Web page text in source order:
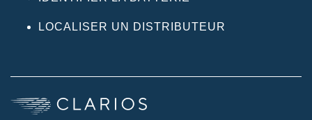
LOCALISER UN DISTRIBUTEUR